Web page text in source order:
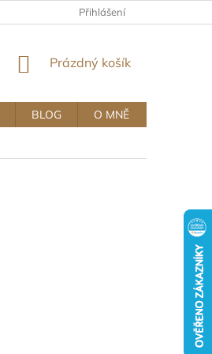
OBCHODNÍ A REKLAMAČNÍ PODMÍNKY
Přihlášení
NÁKUPNÍ
Prázdný košík
BLOG
O MNĚ